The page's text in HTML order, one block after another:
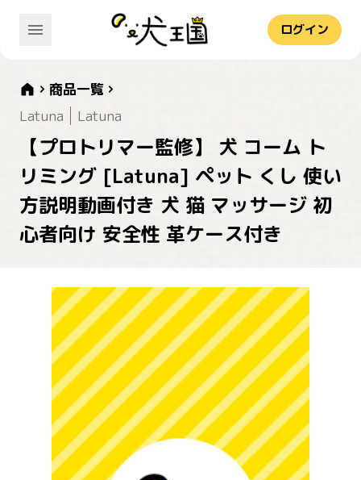
ログイン
商品一覧
Latuna
Latuna
【プロトリマー監修】 犬 コーム ト
リミング [Latuna] ペット くし 使い
方説明動画付き 犬 猫 マッサージ 初
心者向け 安全性 革ケース付き